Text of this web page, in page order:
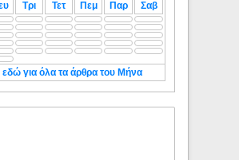
Τρι Τετ Πεμ Παρ Σαβ
εδώ για όλα τα άρθρα του Μήνα